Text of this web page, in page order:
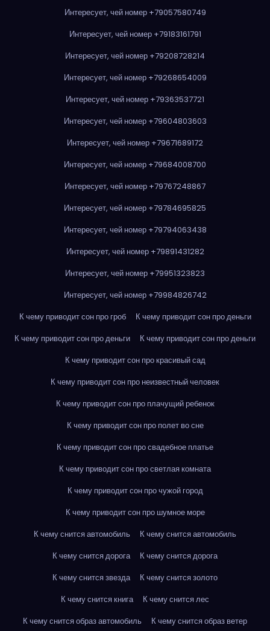
Интересует, чей номер +79057580749
Интересует, чей номер +79183161791
Интересует, чей номер +79208728214
Интересует, чей номер +79268654009
Интересует, чей номер +79363537721
Интересует, чей номер +79604803603
Интересует, чей номер +79671689172
Интересует, чей номер +79684008700
Интересует, чей номер +79767248867
Интересует, чей номер +79784695825
Интересует, чей номер +79794063438
Интересует, чей номер +79891431282
Интересует, чей номер +79951323823
Интересует, чей номер +79984826742
К чему приводит сон про гроб
К чему приводит сон про деньги
К чему приводит сон про деньги
К чему приводит сон про деньги
К чему приводит сон про красивый сад
К чему приводит сон про неизвестный человек
К чему приводит сон про плачущий ребенок
К чему приводит сон про полет во сне
К чему приводит сон про свадебное платье
К чему приводит сон про светлая комната
К чему приводит сон про чужой город
К чему приводит сон про шумное море
К чему снится автомобиль
К чему снится автомобиль
К чему снится дорога
К чему снится дорога
К чему снится звезда
К чему снится золото
К чему снится книга
К чему снится лес
К чему снится образ автомобиль
К чему снится образ ветер